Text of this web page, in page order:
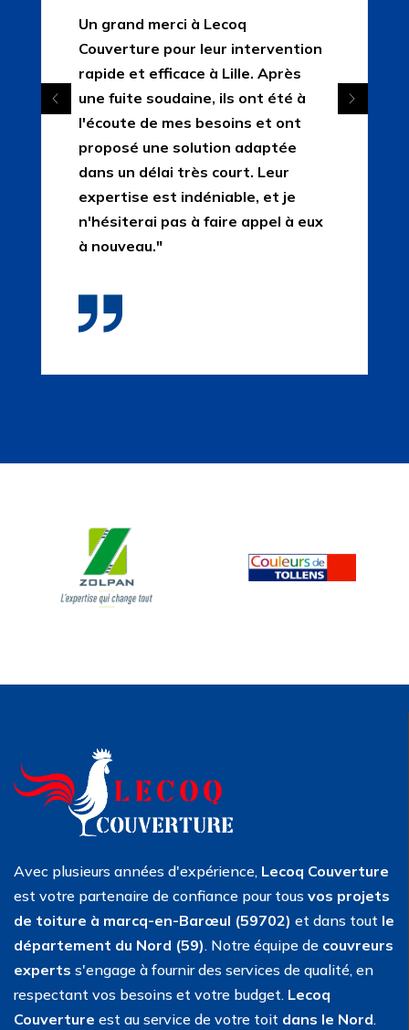
Un grand merci à Lecoq
Couverture pour leur intervention
rapide et efficace à Lille. Après
une fuite soudaine, ils ont été à
l'écoute de mes besoins et ont
proposé une solution adaptée
dans un délai très court. Leur
expertise est indéniable, et je
n'hésiterai pas à faire appel à eux
à nouveau."
Avec plusieurs années d'expérience, Lecoq Couverture
est votre partenaire de confiance pour tous vos projets
de toiture à marcq-en-Barœul (59702) et dans tout le
département du Nord (59). Notre équipe de couvreurs
experts s'engage à fournir des services de qualité, en
respectant vos besoins et votre budget. Lecoq
Couverture est au service de votre toit dans le Nord.